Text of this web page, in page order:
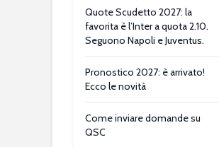
Quote Scudetto 2027: la
favorita è l’Inter a quota 2.10.
Seguono Napoli e Juventus.
Pronostico 2027: è arrivato!
Ecco le novità
Come inviare domande su
QSC